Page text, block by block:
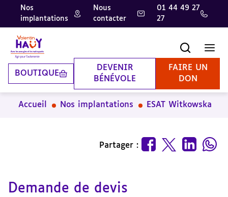
Aller
contenu
principal
Aller
pied
de
page
Aller
la
recherche
Nos
implantations
Nous
contacter
01 44 49 27
27
BOUTIQUE
DEVENIR
BÉNÉVOLE
FAIRE UN
DON
Accueil Nos implantations ESAT Witkowska
Partager :
Demande de devis